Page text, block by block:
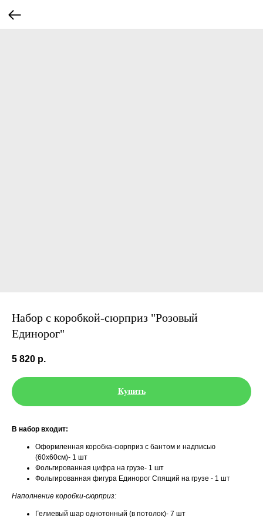
Набор с коробкой-сюрприз "Розовый
Единорог"
5 820 р.
Купить
В набор входит:
Оформленная коробка-сюрприз с бантом и надписью
(60х60см)- 1 шт
Фольгированная цифра на грузе- 1 шт
Фольгированная фигура Единорог Спящий на грузе - 1 шт
Наполнение коробки-сюрприз:
Гелиевый шар однотонный (в потолок)- 7 шт